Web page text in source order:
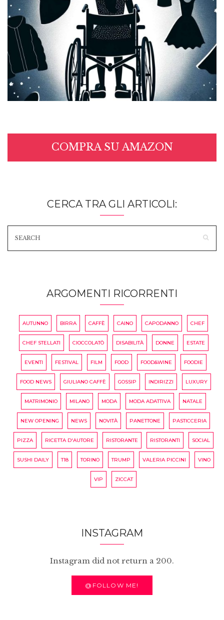
COMPRA SU AMAZON
CERCA TRA GLI ARTICOLI:
ARGOMENTI RICORRENTI
AUTUNNO BIRRA CAFFÈ CAINO CAPODANNO CHEF
CHEF STELLATI CIOCCOLATÒ DISABILITÀ DONNE ESTATE
EVENTI FESTIVAL FILM FOOD FOOD&WINE FOODIE
FOOD NEWS GIULIANO CAFFÈ GOSSIP INDIRIZZI LUXURY
MATRIMONIO MILANO MODA MODA ADATTIVA NATALE
NEW OPENING NEWS NOVITÀ PANETTONE PASTICCERIA
PIZZA RICETTA D'AUTORE RISTORANTE RISTORANTI SOCIAL
SUSHI DAILY T18 TORINO TRUMP VALERIA PICCINI VINO
VIP ZICCAT
INSTAGRAM
Instagram did not return a 200.
@FOLLOW ME!